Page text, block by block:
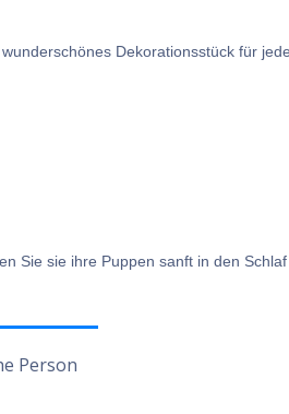
Dekorationsstück für
Sie sie ihre Puppen sanft in den
Person